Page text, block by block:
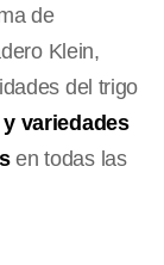
de
Klein,
del trigo
variedades
en todas las